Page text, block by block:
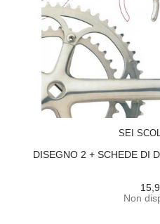
SEI
DISEGNO 2 + SCHEDE DI
Non